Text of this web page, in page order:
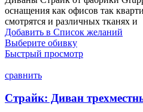
оснащения как офисов так
смотрятся и различных тканях и
Добавить в Список желаний
Выберите обивку
Быстрый просмотр
сравнить
Страйк: Диван